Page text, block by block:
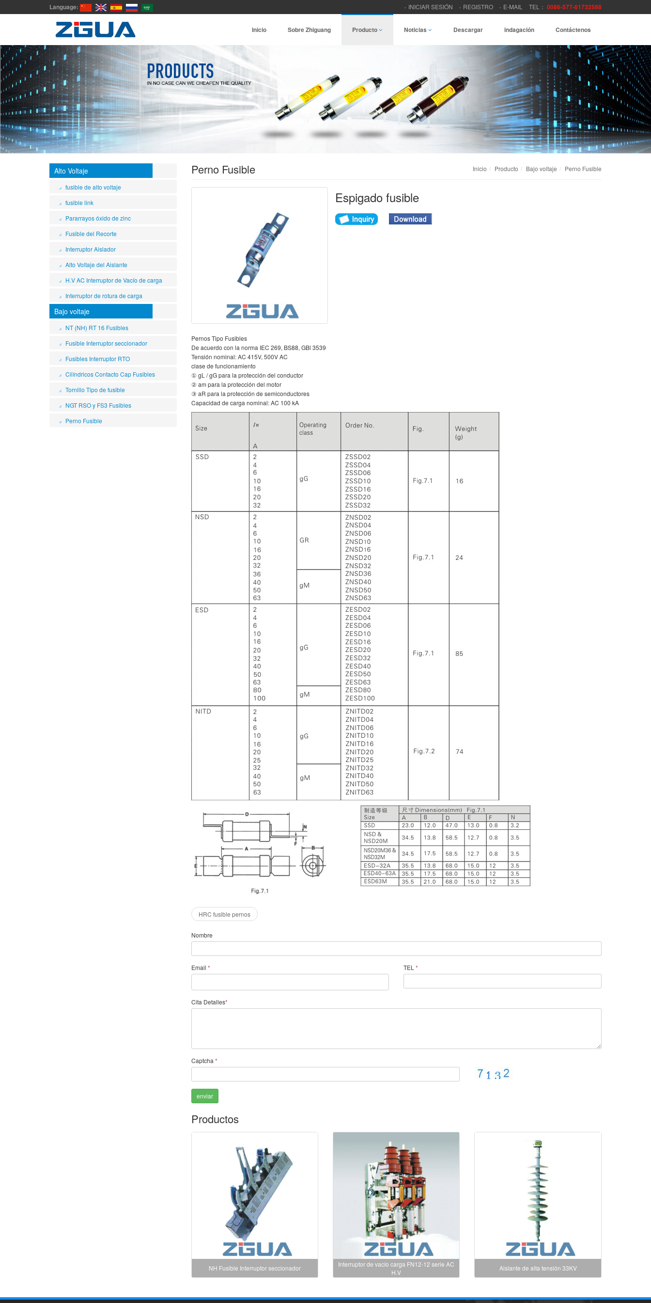
Language: INICIAR SESIÓN REGISTRO E-MAIL TEL： 0086-577-61732588
Inicio Sobre Zhiguang Producto Noticias Descargar indagación Contáctenos
Alto Voltaje
fusible de alto voltaje
fusible link
Pararrayos óxido de zinc
Fusible del Recorte
Interruptor Aislador
Alto Voltaje del Aislante
H.V AC Interruptor de Vacío de carga
Interruptor de rotura de carga
Bajo voltaje
NT (NH) RT 16 Fusibles
Fusible Interruptor seccionador
Fusibles Interruptor RTO
Cilíndricos Contacto Cap Fusibles
Tornillo Tipo de fusible
NGT RSO y FS3 Fusibles
Perno Fusible
Perno Fusible Inicio Producto Bajo voltaje Perno Fusible
Espigado fusible
Pernos Tipo Fusibles
De acuerdo con la norma IEC 269, BS88, GBl 3539
Tensión nominal: AC 415V, 500V AC
clase de funcionamiento
① gL / gG para la protección del conductor
② am para la protección del motor
③ aR para la protección de semiconductores
Capacidad de carga nominal: AC 100 kA
HRC fusible pernos
Nombre
Email * TEL*
Cita Detalles*
Captcha *
enviar
Productos
NH Fusible Interruptor seccionador
Interruptor de vacío carga FN12-12 serie AC
H.V
Aislante de alta tensión 33KV